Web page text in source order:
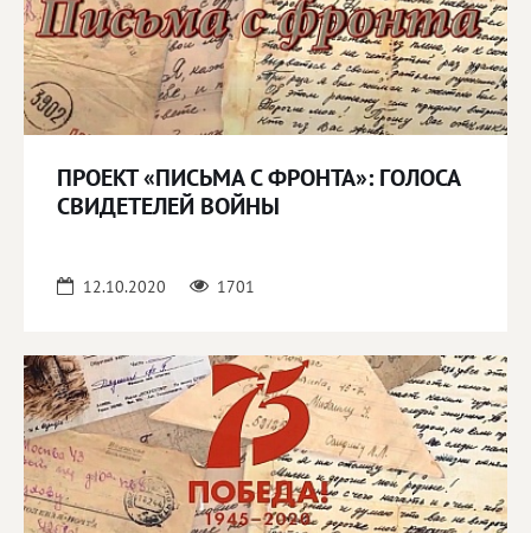
ПРОЕКТ «ПИСЬМА С ФРОНТА»: ГОЛОСА
СВИДЕТЕЛЕЙ ВОЙНЫ
12.10.2020 1701